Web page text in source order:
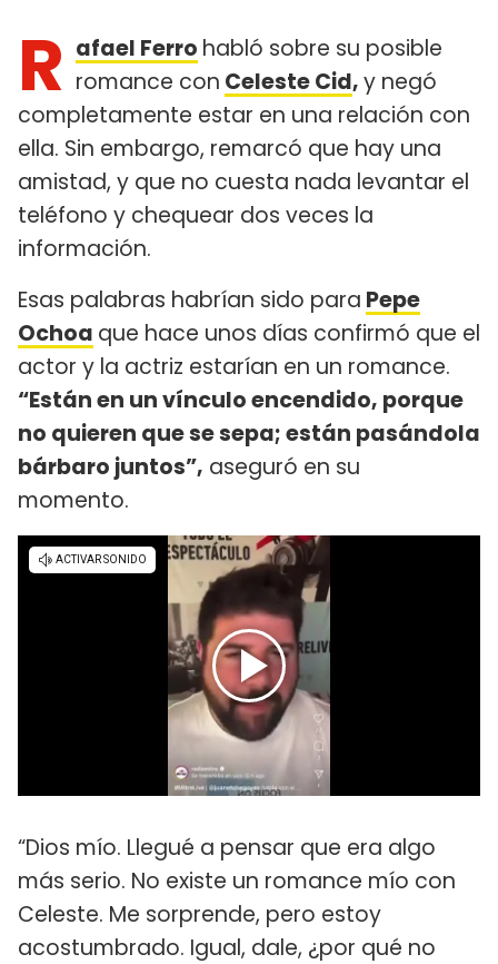
R afael Ferro habló sobre su posible
romance con Celeste Cid,y negó
completamente estar en una relación con
ella. Sin embargo, remarcó que hay una
amistad, y que no cuesta nada levantar el
teléfono y chequear dos veces la
información.
Esas palabras habrían sido para Pepe
Ochoa que hace unos días confirmó que el
actor y la actriz estarían en un romance.
“Están en un vínculo encendido, porque
no quieren que se sepa; están pasándola
bárbaro juntos”, aseguró en su
momento.
“Dios mío. Llegué a pensar que era algo
más serio. No existe un romance mío con
Celeste. Me sorprende, pero estoy
acostumbrado. Igual, dale, ¿por qué no